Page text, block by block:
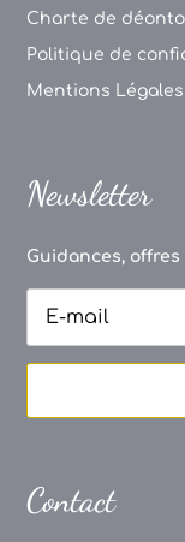
Charte de
Politique de
Mentions Légales
Newsletter
Guidances, offres
Contact